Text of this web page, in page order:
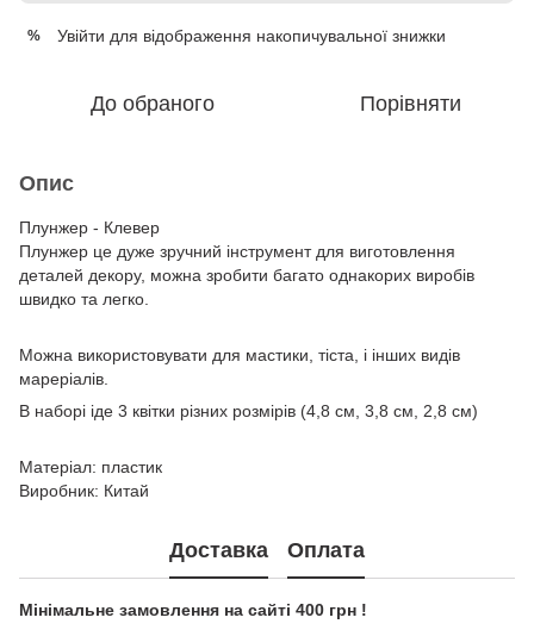
% Увійти для відображення накопичувальної знижки
До обраного Порівняти
Опис
Плунжер - Клевер
Плунжер це дуже зручний інструмент для виготовлення
деталей декору, можна зробити багато однакорих виробів
швидко та легко.
Можна використовувати для мастики, тіста, і інших видів
мареріалів.
В наборі іде 3 квітки різних розмірів (4,8 см, 3,8 см, 2,8 см)
Матеріал: пластик
Виробник: Китай
Доставка Оплата
Мінімальне замовлення на сайті 400 грн !